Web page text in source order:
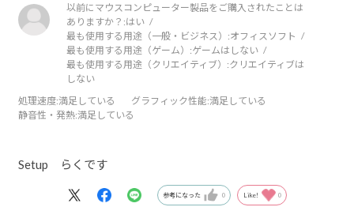
以前にマウスコンピューター製品をご購入されたことは
ありますか？:はい
最も使用する用途（一般・ビジネス）:オフィスソフト
最も使用する用途（ゲーム）:ゲームはしない
最も使用する用途（クリエイティブ）:クリエイティブは
しない
処理速度:満足している グラフィック性能:満足している
静音性・発熱:満足している
Setup らくです
参考になった 0 Like! 0